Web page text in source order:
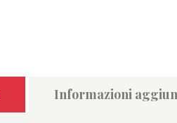
Informazioni